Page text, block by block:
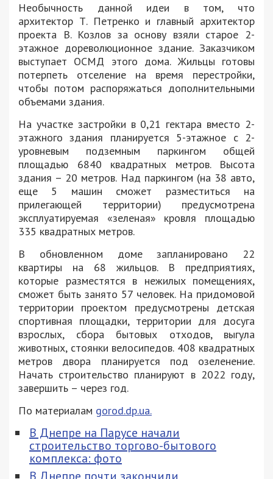
Необычность данной идеи в том, что
архитектор Т. Петренко и главный архитектор
проекта В. Козлов за основу взяли старое 2-
этажное дореволюционное здание. Заказчиком
выступает ОСМД этого дома. Жильцы готовы
потерпеть отселение на время перестройки,
чтобы потом распоряжаться дополнительными
объемами здания.
На участке застройки в 0,21 гектара вместо 2-
этажного здания планируется 5-этажное с 2-
уровневым подземным паркингом общей
площадью 6840 квадратных метров. Высота
здания – 20 метров. Над паркингом (на 38 авто,
еще 5 машин сможет разместиться на
прилегающей территории) предусмотрена
эксплуатируемая «зеленая» кровля площадью
335 квадратных метров.
В обновленном доме запланировано 22
квартиры на 68 жильцов. В предприятиях,
которые разместятся в нежилых помещениях,
сможет быть занято 57 человек. На придомовой
территории проектом предусмотрены детская
спортивная площадки, территории для досуга
взрослых, сбора бытовых отходов, выгула
животных, стоянки велосипедов. 408 квадратных
метров двора планируется под озеленение.
Начать строительство планируют в 2022 году,
завершить – через год.
По материалам gorod.dp.ua.
В Днепре на Парусе начали
строительство торгово-бытового
комплекса: фото